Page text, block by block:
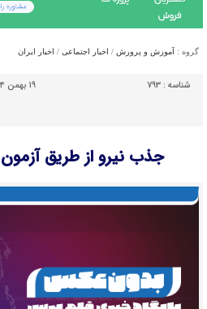
گروه : آموزش و پرورش / اخبار اجتماعی / اخبار ایران
شناسه : 793 ۱۹ بهمن ۱۳۹۴ - ۷:۰۶
جذب نیرو از طریق آزمون